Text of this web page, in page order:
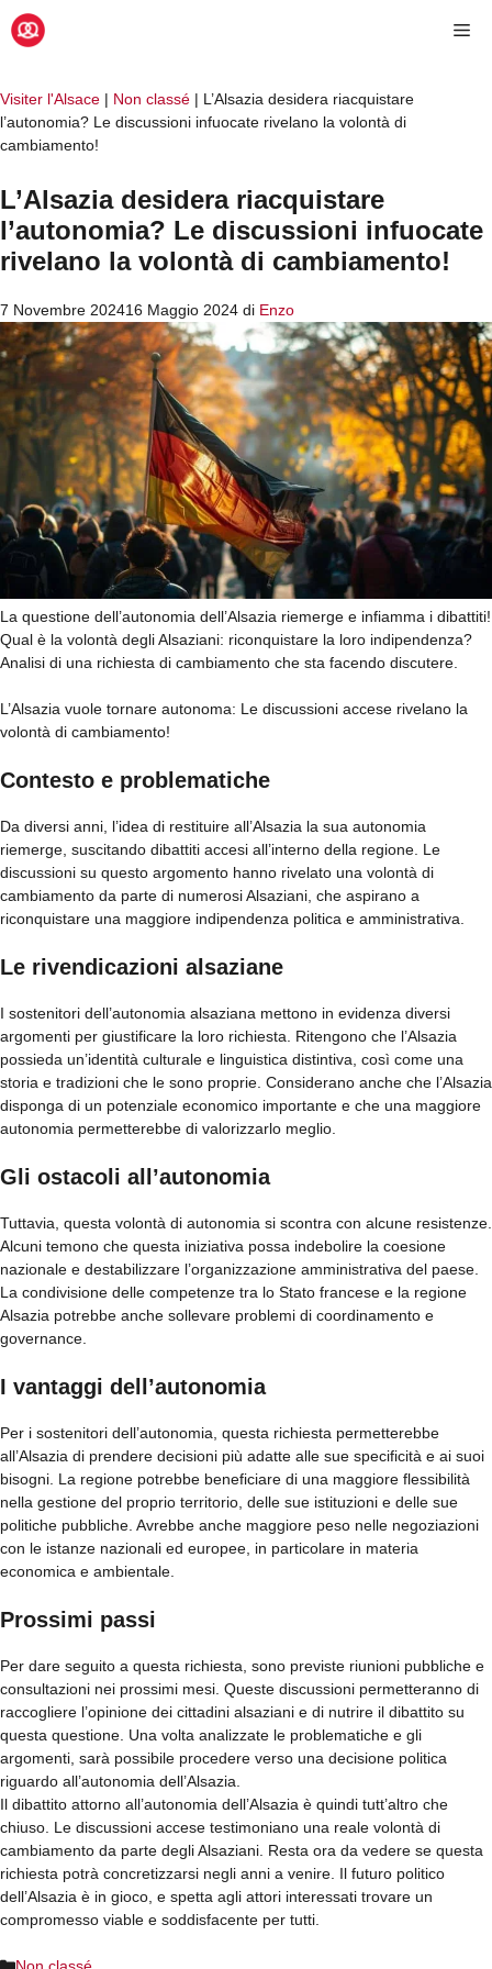
Visiter l'Alsace | Non classé | L’Alsazia desidera riacquistare
l’autonomia? Le discussioni infuocate rivelano la volontà di
cambiamento!
L’Alsazia desidera riacquistare
l’autonomia? Le discussioni infuocate
rivelano la volontà di cambiamento!
7 Novembre 202416 Maggio 2024 di Enzo
La questione dell’autonomia dell’Alsazia riemerge e infiamma i dibattiti!
Qual è la volontà degli Alsaziani: riconquistare la loro indipendenza?
Analisi di una richiesta di cambiamento che sta facendo discutere.
L’Alsazia vuole tornare autonoma: Le discussioni accese rivelano la
volontà di cambiamento!
Contesto e problematiche
Da diversi anni, l’idea di restituire all’Alsazia la sua autonomia
riemerge, suscitando dibattiti accesi all’interno della regione. Le
discussioni su questo argomento hanno rivelato una volontà di
cambiamento da parte di numerosi Alsaziani, che aspirano a
riconquistare una maggiore indipendenza politica e amministrativa.
Le rivendicazioni alsaziane
I sostenitori dell’autonomia alsaziana mettono in evidenza diversi
argomenti per giustificare la loro richiesta. Ritengono che l’Alsazia
possieda un’identità culturale e linguistica distintiva, così come una
storia e tradizioni che le sono proprie. Considerano anche che l’Alsazia
disponga di un potenziale economico importante e che una maggiore
autonomia permetterebbe di valorizzarlo meglio.
Gli ostacoli all’autonomia
Tuttavia, questa volontà di autonomia si scontra con alcune resistenze.
Alcuni temono che questa iniziativa possa indebolire la coesione
nazionale e destabilizzare l’organizzazione amministrativa del paese.
La condivisione delle competenze tra lo Stato francese e la regione
Alsazia potrebbe anche sollevare problemi di coordinamento e
governance.
I vantaggi dell’autonomia
Per i sostenitori dell’autonomia, questa richiesta permetterebbe
all’Alsazia di prendere decisioni più adatte alle sue specificità e ai suoi
bisogni. La regione potrebbe beneficiare di una maggiore flessibilità
nella gestione del proprio territorio, delle sue istituzioni e delle sue
politiche pubbliche. Avrebbe anche maggiore peso nelle negoziazioni
con le istanze nazionali ed europee, in particolare in materia
economica e ambientale.
Prossimi passi
Per dare seguito a questa richiesta, sono previste riunioni pubbliche e
consultazioni nei prossimi mesi. Queste discussioni permetteranno di
raccogliere l’opinione dei cittadini alsaziani e di nutrire il dibattito su
questa questione. Una volta analizzate le problematiche e gli
argomenti, sarà possibile procedere verso una decisione politica
riguardo all’autonomia dell’Alsazia.
Il dibattito attorno all’autonomia dell’Alsazia è quindi tutt’altro che
chiuso. Le discussioni accese testimoniano una reale volontà di
cambiamento da parte degli Alsaziani. Resta ora da vedere se questa
richiesta potrà concretizzarsi negli anni a venire. Il futuro politico
dell’Alsazia è in gioco, e spetta agli attori interessati trovare un
compromesso viable e soddisfacente per tutti.
Categorie